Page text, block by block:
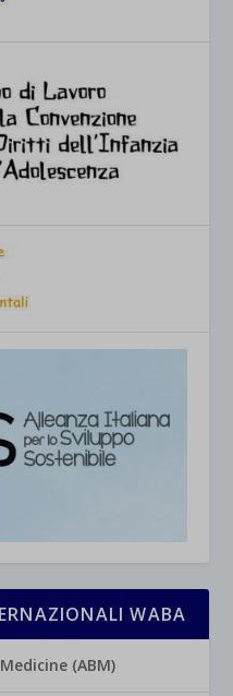
WABA
(ABM)